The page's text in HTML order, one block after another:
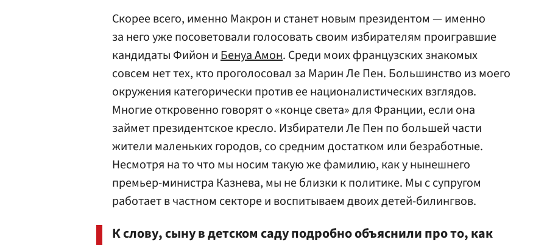
Скорее всего, именно Макрон и станет новым президентом — именно
за него уже посоветовали голосовать своим избирателям проигравшие
кандидаты Фийон иБенуа Амон. Среди моих французских знакомых
совсем нет тех, кто проголосовал за Марин Ле Пен. Большинство из моего
окружения категорически против ее националистических взглядов.
Многие откровенно говорят о «конце света» для Франции, если она
займет президентское кресло. Избиратели Ле Пен по большей части
жители маленьких городов, со средним достатком или безработные.
Несмотря на то что мы носим такую же фамилию, как у нынешнего
премьер-министра Казнева, мы не близки к политике. Мы с супругом
работает в частном секторе и воспитываем двоих детей-билингвов.
К слову, сыну в детском саду подробно объяснили про то, как